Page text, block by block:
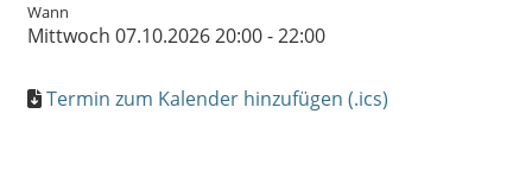
Wann
Mittwoch 07.10.2026 20:00 - 22:00
Termin zum Kalender hinzufügen (.ics)